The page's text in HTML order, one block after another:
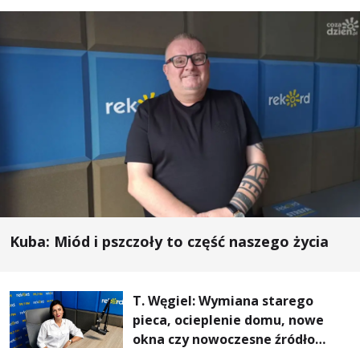
Kuba: Miód i pszczoły to część naszego życia
T. Węgiel: Wymiana starego
pieca, ocieplenie domu, nowe
okna czy nowoczesne źródło